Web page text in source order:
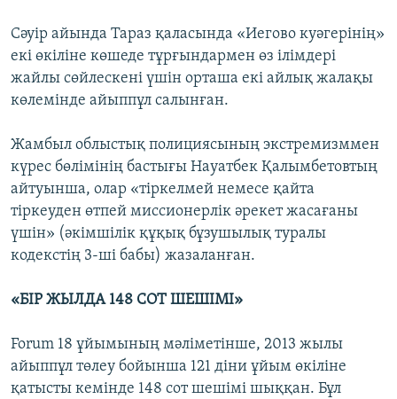
Сәуір айында Тараз қаласында «Иегово куәгерінің»
екі өкіліне көшеде тұрғындармен өз ілімдері
жайлы сөйлескені үшін орташа екі айлық жалақы
көлемінде айыппұл салынған.
Жамбыл облыстық полициясының экстремизммен
күрес бөлімінің бастығы Науатбек Қалымбетовтың
айтуынша, олар «тіркелмей немесе қайта
тіркеуден өтпей миссионерлік әрекет жасағаны
үшін» (әкімшілік құқық бұзушылық туралы
кодекстің 3-ші бабы) жазаланған.
«БІР ЖЫЛДА 148 СОТ ШЕШІМІ»
Forum 18 ұйымының мәліметінше, 2013 жылы
айыппұл төлеу бойынша 121 діни ұйым өкіліне
қатысты кемінде 148 сот шешімі шыққан. Бұл